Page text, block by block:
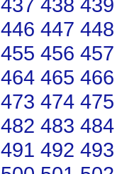
446 447 448
455 456 457
464 465 466
473 474 475
482 483 484
491 492 493